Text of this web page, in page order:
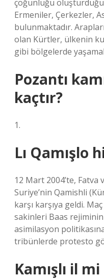
çoğunluğu oluşturduğu
Ermeniler, Çerkezler,
bulunmaktadır.
olan Kürtler, ülkenin
gibi bölgelerde
Pozantı
kaçtır?
1.
Lı Qamışlo
12 Mart 2004’te, Fatva
Suriye’nin Qamishli
karşı karşıya geldi.
sakinleri Baas
asimilasyon
tribünlerde protesto
Kamışlı il